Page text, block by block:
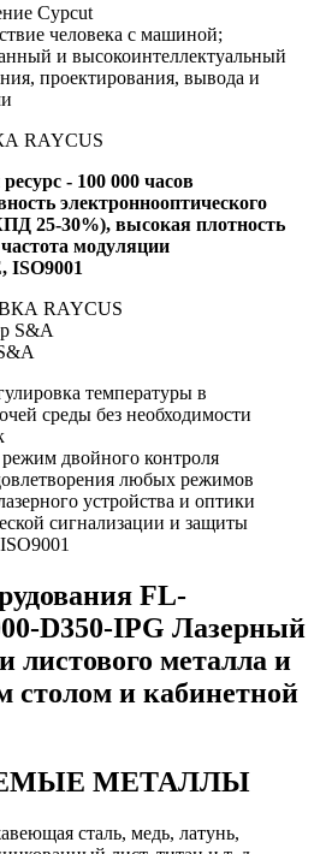
Cypcut
человека с машиной;
и высокоинтеллектуальный
проектирования, вывода и
RAYCUS
- 100 000 часов
электроннооптического
25-30%), высокая плотность
модуляции
ISO9001
температуры в
среды без необходимости
двойного контроля
любых режимов
устройства и оптики
сигнализации и защиты
FL-
D350-IPG Лазерный
листового металла и
столом и кабинетной
МЕТАЛЛЫ
сталь, медь, латунь,